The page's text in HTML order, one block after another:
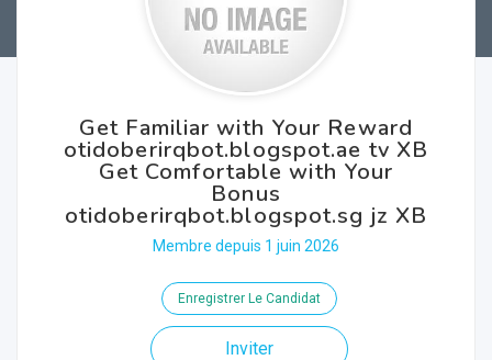
Get Familiar with Your Reward
otidoberirqbot.blogspot.ae tv XB
Get Comfortable with Your
Bonus
otidoberirqbot.blogspot.sg jz XB
Membre depuis 1 juin 2026
Enregistrer Le Candidat
Inviter